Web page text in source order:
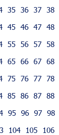
35 36 37 38
45 46 47 48
55 56 57 58
65 66 67 68
75 76 77 78
85 86 87 88
95 96 97 98
104 105 106